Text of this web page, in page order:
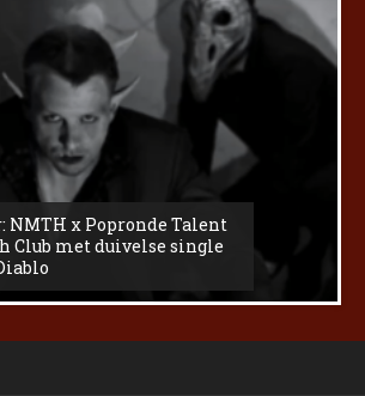
NMTH x Popronde Talent
Club met duivelse single